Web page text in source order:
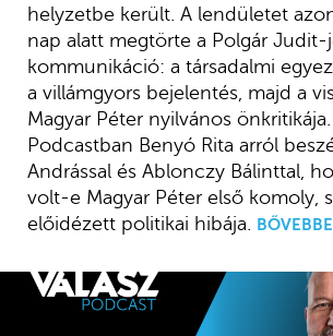
helyzetbe került. A lendületet
nap alatt megtörte a Polgár Judit-
kommunikáció: a társadalmi
a villámgyors bejelentés, majd a
Magyar Péter nyilvános önkritikája.
Podcastban Benyó Rita arról
Andrással és Ablonczy Bálinttal,
volt-e Magyar Péter első komoly,
előidézett politikai hibája.